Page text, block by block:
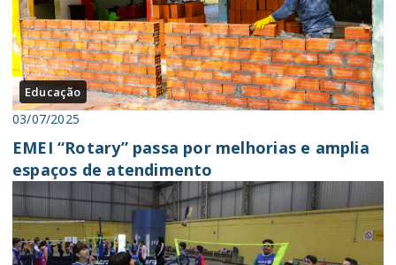
Educação
03/07/2025
EMEI “Rotary” passa por melhorias e amplia
espaços de atendimento